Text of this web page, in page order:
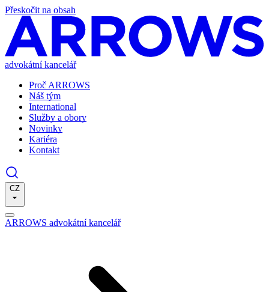
Přeskočit na obsah
advokátní kancelář
Proč ARROWS
Náš tým
International
Služby a obory
Novinky
Kariéra
Kontakt
CZ
ARROWS advokátní kancelář